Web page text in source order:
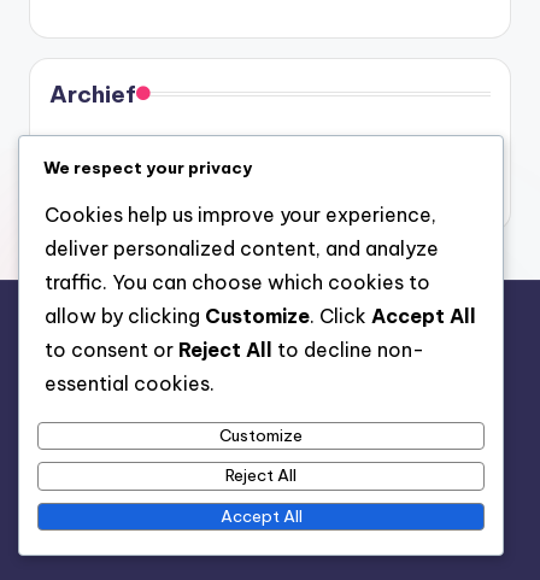
Archief
January 2026
Juridisch
Privacybeleid
Over ons
Neem contact met ons op
Algemene voorwaarden
Cookies en tracking
We respect your privacy
Cookies help us improve your experience,
deliver personalized content, and analyze
traffic. You can choose which cookies to
allow by clicking Customize. Click Accept All
to consent or Reject All
to decline non-
essential cookies.
Customize
Reject All
Accept All